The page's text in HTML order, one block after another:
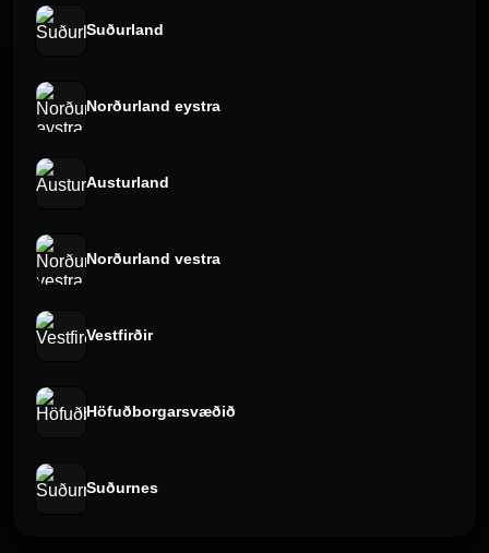
Suðurland
Norðurland eystra
Austurland
Norðurland vestra
Vestfirðir
Höfuðborgarsvæðið
Suðurnes